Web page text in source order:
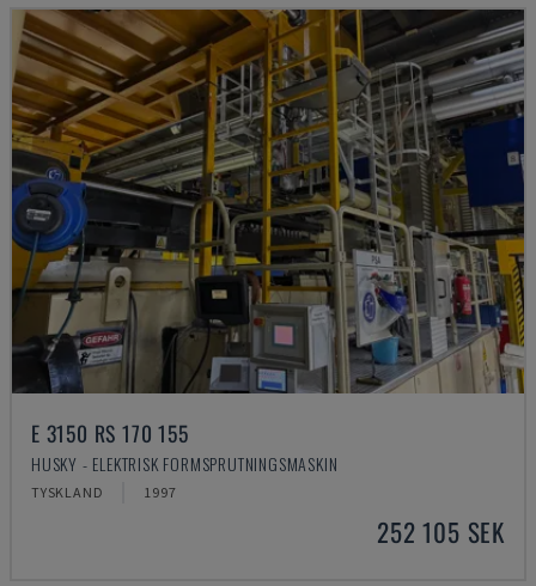
E 3150 RS 170 155
HUSKY - ELEKTRISK FORMSPRUTNINGSMASKIN
TYSKLAND 1997
252 105 SEK